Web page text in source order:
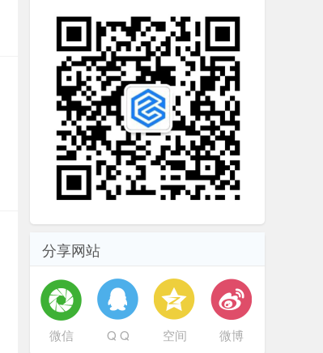
分享网站
微信 Q Q 空间 微博